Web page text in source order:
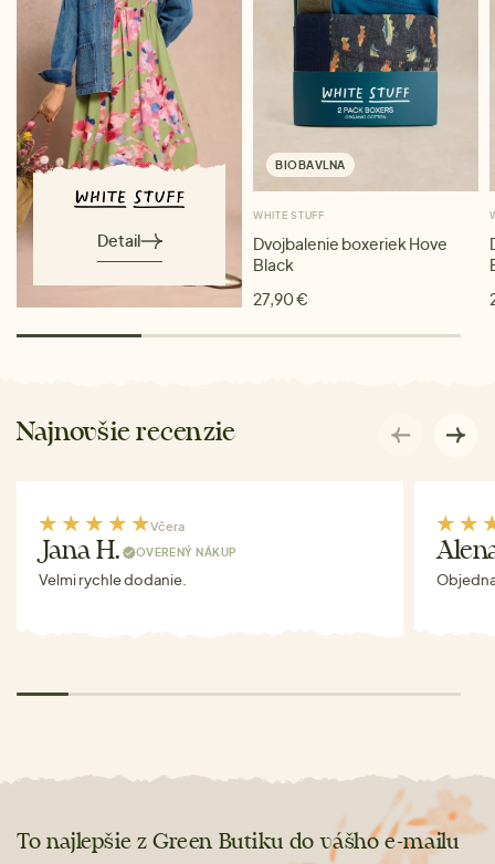
Detail
BIOBAVLNA
WHITE STUFF
Dvojbalenie boxeriek Hove
Black
27,90 €
Najnovšie recenzie
Včera
Jana H. OVERENÝ NÁKUP
Velmi rychle dodanie.
To najlepšie z Green Butiku do vášho e-mailu